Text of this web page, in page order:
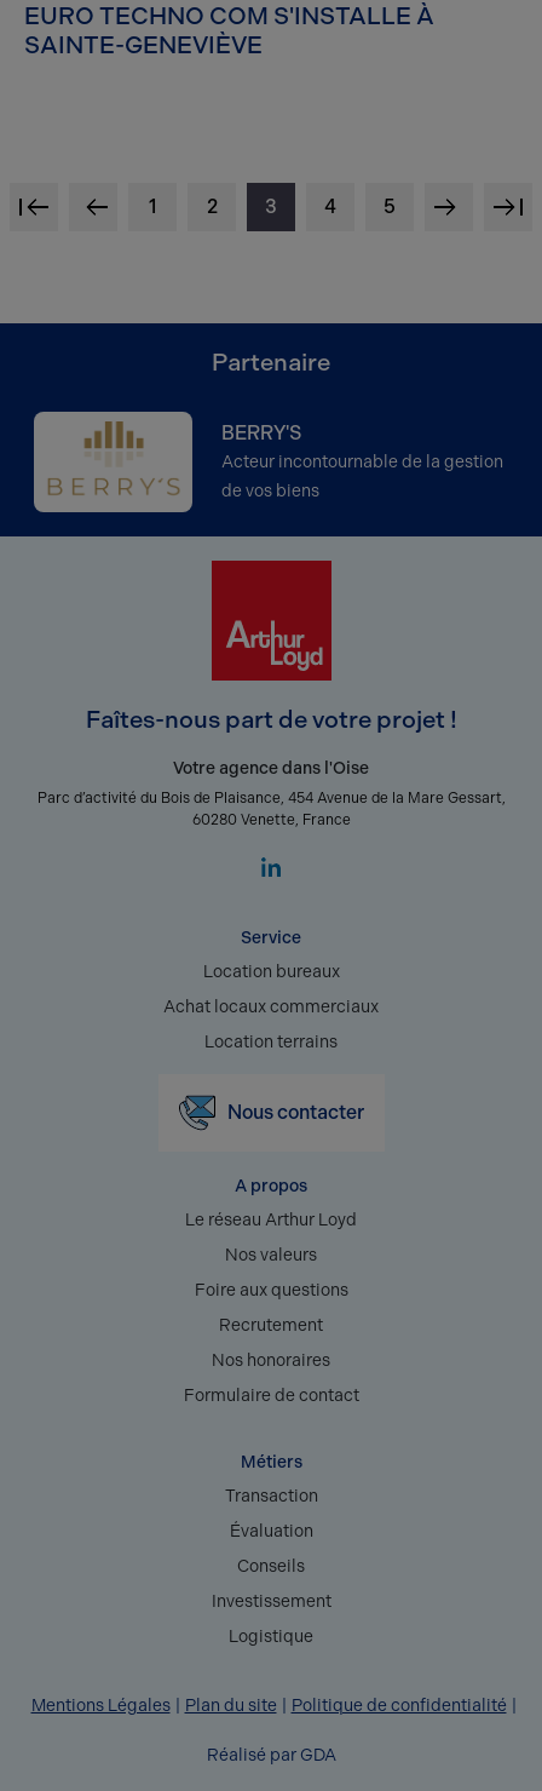
EURO TECHNO COM S'INSTALLE À
SAINTE-GENEVIÈVE
< <
1 2 3 4 5
> <
Partenaire
BERRY'S
Acteur incontournable de la gestion
de vos biens
Faîtes-nous part de votre projet !
Votre agence dans l'Oise
Parc d’activité du Bois de Plaisance, 454 Avenue de la Mare Gessart,
60280 Venette, France
Service
Location bureaux
Achat locaux commerciaux
Location terrains
Nous contacter
A propos
Le réseau Arthur Loyd
Nos valeurs
Foire aux questions
Recrutement
Nos honoraires
Formulaire de contact
Métiers
Transaction
Évaluation
Conseils
Investissement
Logistique
Mentions Légales Plan du site Politique de confidentialité
Réalisé par GDA